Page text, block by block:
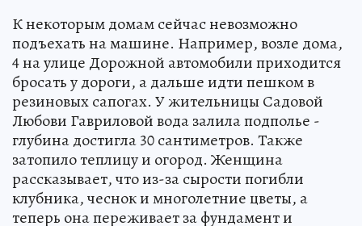
К некоторым домам сейчас невозможно
подъехать на машине. Например, возле дома,
4 на улице Дорожной автомобили приходится
бросать у дороги, а дальше идти пешком в
резиновых сапогах. У жительницы Садовой
Любови Гавриловой вода залила подполье -
глубина достигла 30 сантиметров. Также
затопило теплицу и огород. Женщина
рассказывает, что из-за сырости погибли
клубника, чеснок и многолетние цветы, а
теперь она переживает за фундамент и